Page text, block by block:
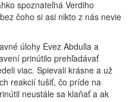
spoznateľná Verdiho
čoho si asi nikto z nás nevie
úlohy Evez Abdulla a
prinútilo prehľadávať
viac. Spievali krásne a už
reakcií tušiť, čo príde na
neustále sa klaňať a ak